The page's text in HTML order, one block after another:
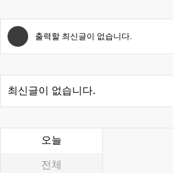
출력할 최신글이 없습니다.
최신글이 없습니다.
오늘
전체